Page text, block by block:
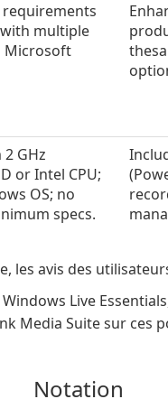
requirements
multiple
Microsoft
GHz
or Intel CPU;
OS; no
specs.
les avis des
Live
Media Suite sur ces
Notation